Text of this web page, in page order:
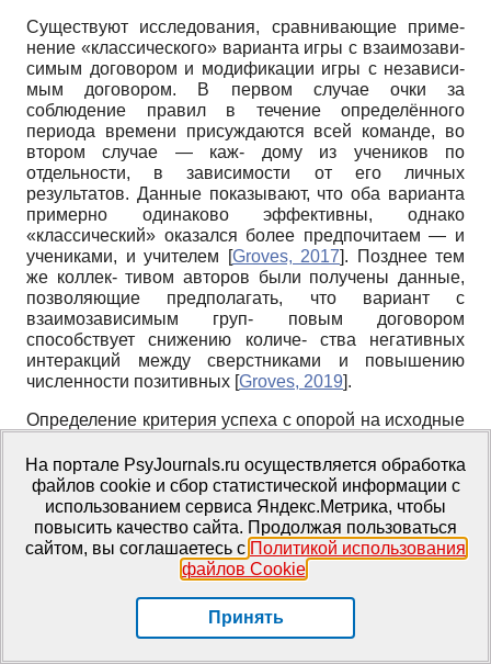
Существуют исследования, сравнивающие приме-
нение «классического» варианта игры с взаимозави-
симым договором и модификации игры с независи-
мым договором. В первом случае очки за
соблюдение правил в течение определённого
периода времени присуждаются всей команде, во
втором случае — каж- дому из учеников по
отдельности, в зависимости от его личных
результатов. Данные показывают, что оба варианта
примерно одинаково эффективны, однако
«классический» оказался более предпочитаем — и
учениками, и учителем
[Groves, 2017]. Позднее тем
же коллек- тивом авторов были получены данные,
позволяющие предполагать, что вариант с
взаимозависимым груп- повым договором
способствует снижению количе- ства негативных
интеракций между сверстниками и повышению
численности позитивных [Groves, 2019].
Определение критерия успеха с опорой на исходные
В настоящий момент определение критерия успе- ха
исходя из уровней целевого поведения, которые
были зарегистрированы до начала процедуры вме-
шательства, является рутинной процедурой при ре-
ализации поведенческих программ. В исследовании
Salend, Reynolds и Coyle 1989 г. была продемонстри-
рована эффективность модификации процедуры,
которая включала не только постановку индивиду-
На портале PsyJournals.ru осуществляется обработка
файлов cookie и сбор статистической информации с
использованием сервиса Яндекс.Метрика, чтобы
повысить качество сайта. Продолжая пользоваться
сайтом, вы соглашаетесь с Политикой использования
файлов Cookie.
Принять